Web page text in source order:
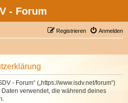
- Forum
Anmelden
Registrieren
- Forum“ („https://www.isdv.net/forum“)
verwendet, die während deines